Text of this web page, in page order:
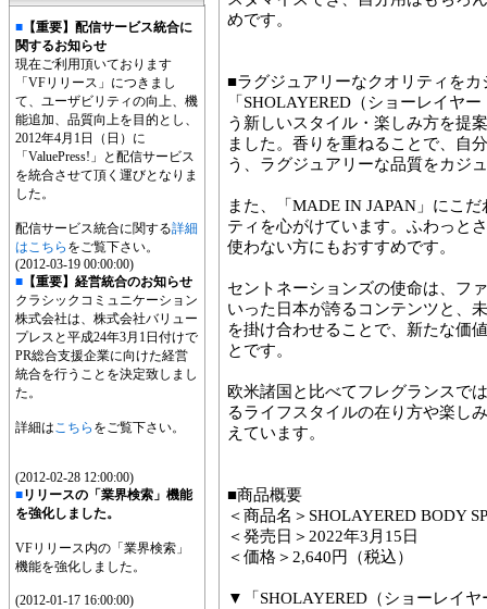
■ 【重要】配信サービス統合に
関するお知らせ
現在ご利用頂いております
「VFリリース」につきまし
て、ユーザビリティの向上、機
能追加、品質向上を目的とし、
2012年4月1日（日）に
「ValuePress!」と配信サービス
を統合させて頂く運びとなりま
した。
配信サービス統合に関する詳細
はこちら をご覧下さい。
(2012-03-19 00:00:00)
■ 【重要】経営統合のお知らせ
クラシックコミュニケーション
株式会社は、株式会社バリュー
プレスと平成24年3月1日付けで
PR総合支援企業に向けた経営
統合を行うことを決定致しまし
た。
詳細はこちら をご覧下さい。
(2012-02-28 12:00:00)
■リリースの「業界検索」機能
を強化しました。
VFリリース内の「業界検索」
機能を強化しました。
(2012-01-17 16:00:00)
めです。
■ラグジュアリーなクオリティを
「SHOLAYERED（ショーレイヤ
う新しいスタイル・楽しみ方を提
ました。香りを重ねることで、自
う、ラグジュアリーな品質をカジ
また、「MADE IN JAPAN」にこ
ティを心がけています。ふわっと
使わない方にもおすすめです。
セントネーションズの使命は、フ
いった日本が誇るコンテンツと、
を掛け合わせることで、新たな価
とです。
欧米諸国と比べてフレグランスで
るライフスタイルの在り方や楽し
えています。
■商品概要
＜商品名＞SHOLAYERED BODY
＜発売日＞2022年3月15日
＜価格＞2,640円（税込）
▼「SHOLAYERED（ショーレイ